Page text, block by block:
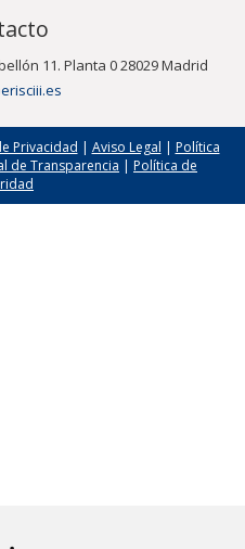
11. Planta 0 28029 Madrid
Privacidad | Aviso Legal | Política
de Transparencia | Política de